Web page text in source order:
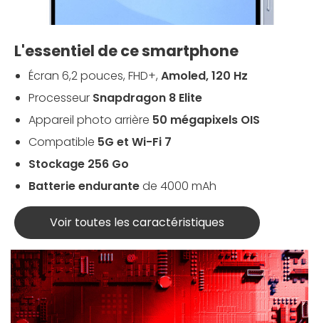
L'essentiel de ce smartphone
Écran 6,2 pouces, FHD+, Amoled, 120 Hz
Processeur Snapdragon 8 Elite
Appareil photo arrière 50 mégapixels OIS
Compatible 5G et Wi-Fi 7
Stockage 256 Go
Batterie endurantede 4000 mAh
Voir toutes les caractéristiques